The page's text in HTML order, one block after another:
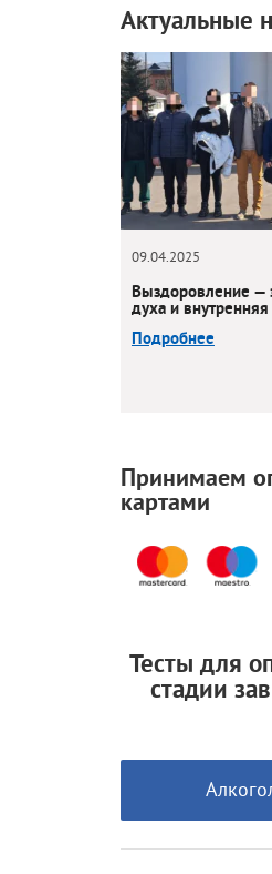
Актуальные
09.04.2025
Выздоровление —
духа и внутренняя
Подробнее
Принимаем
картами
Тесты для
стадии